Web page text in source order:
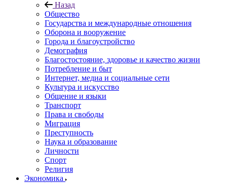
Назад
Общество
Государства и международные отношения
Оборона и вооружение
Города и благоустройство
Демография
Благостостояние, здоровье и качество жизни
Потребление и быт
Интернет, медиа и социальные сети
Культура и искусство
Общение и языки
Транспорт
Права и свободы
Миграция
Преступность
Наука и образование
Личности
Спорт
Религия
Экономика